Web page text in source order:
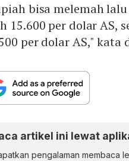
bisa melemah
15.600 per dolar AS,
per dolar AS," kata
artikel ini lewat
pengalaman membaca